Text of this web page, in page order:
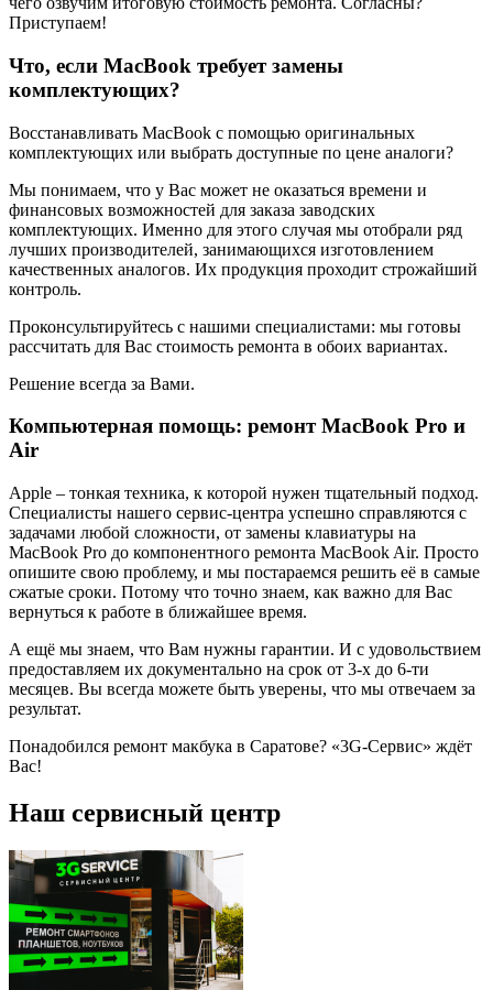
Приступаем!
Что, если MacBook требует замены
комплектующих?
Восстанавливать MacBook с помощью оригинальных
комплектующих или выбрать доступные по цене аналоги?
Мы понимаем, что у Вас может не оказаться времени и
финансовых возможностей для заказа заводских
комплектующих. Именно для этого случая мы отобрали ряд
лучших производителей, занимающихся изготовлением
качественных аналогов. Их продукция проходит строжайший
контроль.
Проконсультируйтесь с нашими специалистами: мы готовы
рассчитать для Вас стоимость ремонта в обоих вариантах.
Решение всегда за Вами.
Компьютерная помощь: ремонт MacBook Pro и
Air
Apple – тонкая техника, к которой нужен тщательный подход.
Специалисты нашего сервис-центра успешно справляются с
задачами любой сложности, от замены клавиатуры на
MacBook Pro до компонентного ремонта MacBook Air. Просто
опишите свою проблему, и мы постараемся решить её в самые
сжатые сроки. Потому что точно знаем, как важно для Вас
вернуться к работе в ближайшее время.
А ещё мы знаем, что Вам нужны гарантии. И с удовольствием
предоставляем их документально на срок от 3-х до 6-ти
месяцев. Вы всегда можете быть уверены, что мы отвечаем за
результат.
Понадобился ремонт макбука в Саратове? «3G-Сервис» ждёт
Вас!
Наш сервисный центр